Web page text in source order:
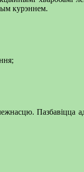
курэннем.
Пазбавіцца